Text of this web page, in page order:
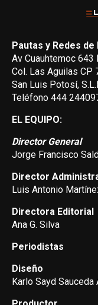
Pautas y Redes de
Av Cuauhtemoc 643
Col. Las Aguilas CP
San Luis Potosí,
Teléfono 444
EL EQUIPO:
Director General
Jorge Francisco
Director
Luis Antonio
Directora Editorial
Ana G. Silva
Periodistas
Diseño
Karlo Sayd Sauceda